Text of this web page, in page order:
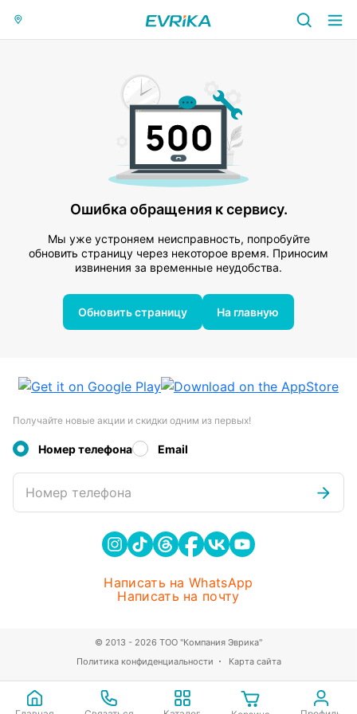
Ошибка обращения к сервису.
Мы уже устроняем неисправность, попробуйте
обновить страницу через некоторое время. Приносим
извинения за временные неудобства.
Обновить страницу На главную
Получайте новые акции и скидки одним из первых!
Номер телефона Email
Номер телефона
Написать на WhatsApp
Написать на почту
Политика конфиденциальности Карта сайта
© 2013 - 2026 ТОО "Компания Эврика"